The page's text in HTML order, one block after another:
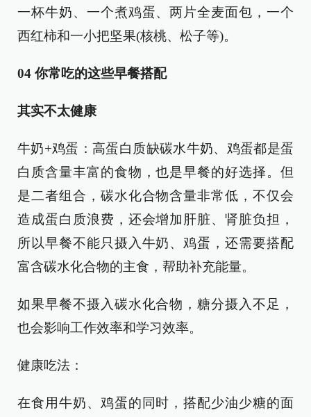
一杯牛奶、一个煮鸡蛋、两片全麦面包，一个
西红柿和一小把坚果(核桃、松子等)。
04 你常吃的这些早餐搭配
其实不太健康
牛奶+鸡蛋：高蛋白质缺碳水牛奶、鸡蛋都是蛋
白质含量丰富的食物，也是早餐的好选择。但
是二者组合，碳水化合物含量非常低，不仅会
造成蛋白质浪费，还会增加肝脏、肾脏负担，
所以早餐不能只摄入牛奶、鸡蛋，还需要搭配
富含碳水化合物的主食，帮助补充能量。
如果早餐不摄入碳水化合物，糖分摄入不足，
也会影响工作效率和学习效率。
健康吃法：
在食用牛奶、鸡蛋的同时，搭配少油少糖的面